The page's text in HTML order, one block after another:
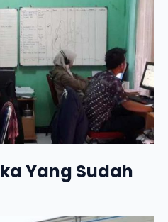
Yang Sudah